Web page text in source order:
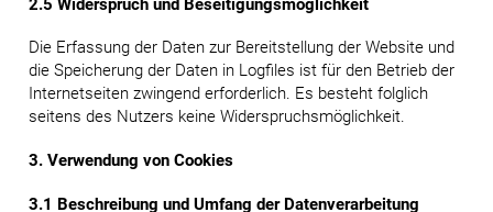
2.5 Widerspruch und Beseitigungsmöglichkeit
Die Erfassung der Daten zur Bereitstellung der Website und
die Speicherung der Daten in Logfiles ist für den Betrieb der
Internetseiten zwingend erforderlich. Es besteht folglich
seitens des Nutzers keine Widerspruchsmöglichkeit.
3. Verwendung von Cookies
3.1 Beschreibung und Umfang der Datenverarbeitung